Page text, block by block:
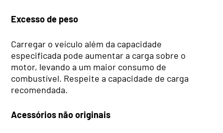
Excesso de peso
Carregar o veículo além da capacidade
especificada pode aumentar a carga sobre o
motor, levando a um maior consumo de
combustível. Respeite a capacidade de carga
recomendada.
Acessórios não originais